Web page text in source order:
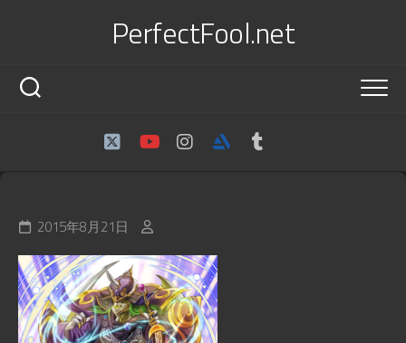
PerfectFool.net
2015年8月21日